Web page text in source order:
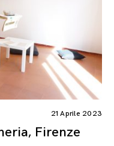
21 Aprile 2023
Firenze